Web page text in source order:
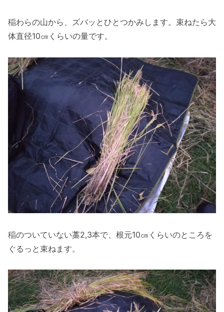
稲わらの山から、ズバッとひとつかみします。束ねたら大
体直径10㎝くらいの量です。
稲のついていない藁2,3本で、根元10㎝くらいのところを
ぐるっと束ねます。